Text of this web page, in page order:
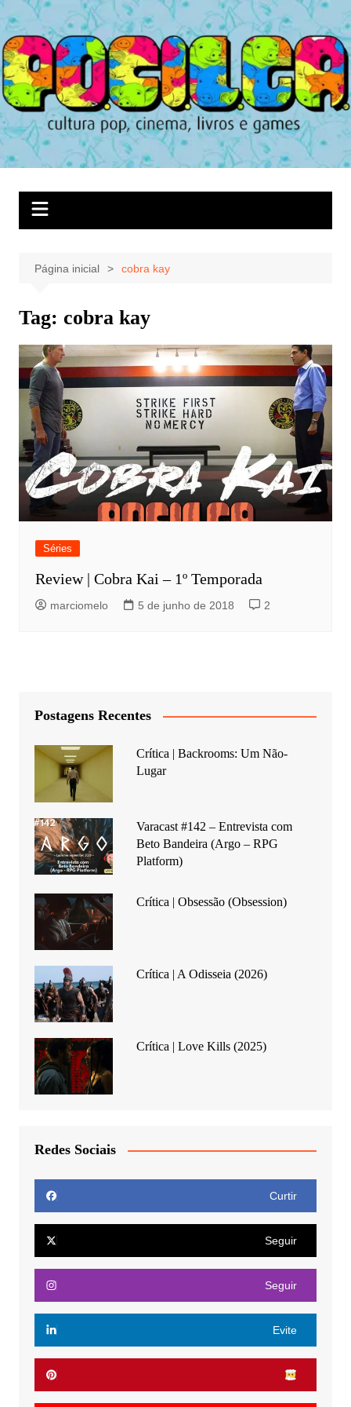
Ir
para
o
conteúdo
Página inicial cobra kay
Tag: cobra kay
Séries
Review | Cobra Kai – 1º Temporada
marciomelo 5 de junho de 2018 2
Postagens Recentes
Crítica | Backrooms: Um Não-
Lugar
Varacast #142 – Entrevista com
Beto Bandeira (Argo – RPG
Platform)
Crítica | Obsessão (Obsession)
Crítica | A Odisseia (2026)
Crítica | Love Kills (2025)
Redes Sociais
Curtir
Seguir
Seguir
Evite